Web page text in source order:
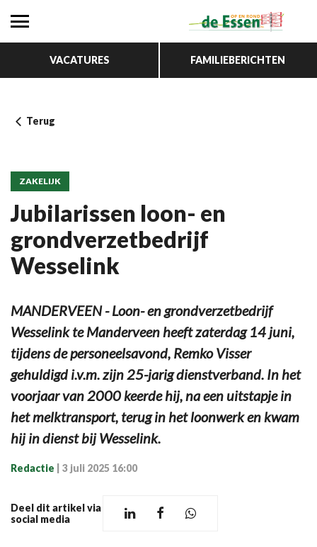
VACATURES FAMILIEBERICHTEN
Terug
ZAKELIJK
Jubilarissen loon- en
grondverzetbedrijf
Wesselink
MANDERVEEN - Loon- en grondverzetbedrijf
Wesselink te Manderveen heeft zaterdag 14 juni,
tijdens de personeelsavond, Remko Visser
gehuldigd i.v.m. zijn 25-jarig dienstverband. In het
voorjaar van 2000 keerde hij, na een uitstapje in
het melktransport, terug in het loonwerk en kwam
hij in dienst bij Wesselink.
Redactie 3 juli 2025 16:00
Deel dit artikel via
social media